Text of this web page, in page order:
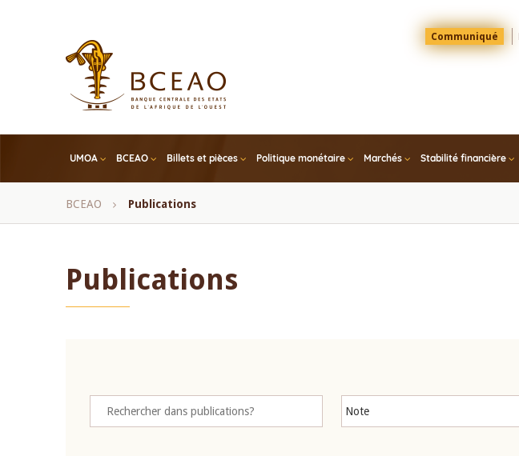
Menu
Top
Communiqué
UMOA BCEAO Billets et pièces Politique monétaire Marchés Stabilité financière
Fil
BCEAO Publications
Publications